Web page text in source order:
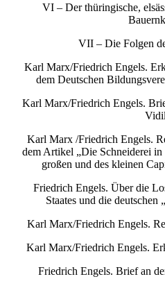
VI – Der thüringische,
VII – Die Folgen
Karl Marx/Friedrich Engels.
dem Deutschen
Karl Marx/Friedrich Engels.
Vidil
Karl Marx /Friedrich Engels.
dem Artikel „Die Schneiderei
großen und des kleinen
Friedrich Engels. Über die
Staates und die deutschen
Karl Marx/Friedrich Engels.
Karl Marx/Friedrich Engels.
Friedrich Engels. Brief an